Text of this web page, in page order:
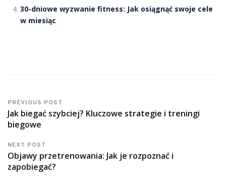
30-dniowe wyzwanie fitness: Jak osiągnąć swoje cele
w miesiąc
PREVIOUS POST
Jak biegać szybciej? Kluczowe strategie i treningi
biegowe
NEXT POST
Objawy przetrenowania: Jak je rozpoznać i
zapobiegać?